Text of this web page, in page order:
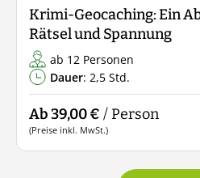
Krimi-Geocaching: Ein
Rätsel und Spannung
ab 12 Personen
Dauer: 2,5 Std.
Ab 39,00 € / Person
(Preise inkl. MwSt.)